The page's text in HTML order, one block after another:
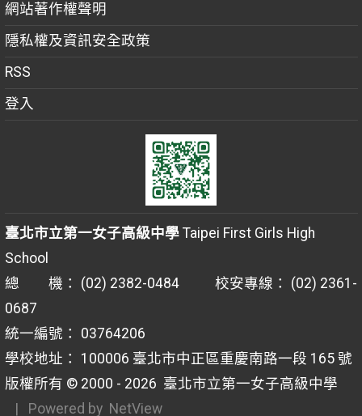
網站著作權聲明
隱私權及資訊安全政策
RSS
登入
臺北市立第一女子高級中學Taipei First Girls High
School
總 機： (02) 2382-0484 校安專線： (02) 2361-
0687
統一編號： 03764206
學校地址： 100006 臺北市中正區重慶南路一段 165 號
版權所有 © 2000 - 2026 臺北市立第一女子高級中學
| Powered by NetView